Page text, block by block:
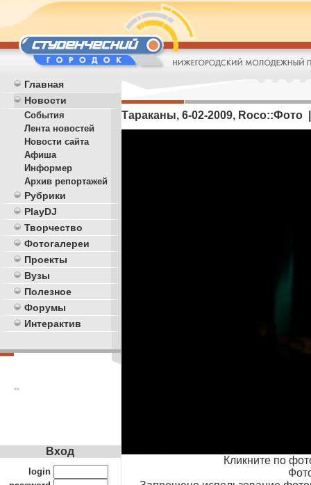
Главная
Новости
События
Лента новостей
Новости сайта
Афиша
Информер
Архив репортажей
Рубрики
PlayDJ
Творчество
Фотогалереи
Проекты
Вузы
Полезное
Форумы
Интерактив
**
Тараканы, 6-02-2009, Roco::Фото
Кликните по
Вход
login